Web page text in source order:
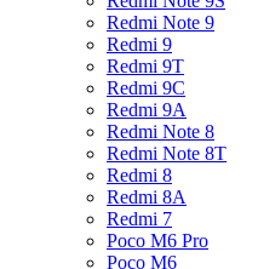
Redmi Note 9
Redmi 9
Redmi 9T
Redmi 9C
Redmi 9A
Redmi Note 8
Redmi Note 8T
Redmi 8
Redmi 8A
Redmi 7
Poco M6 Pro
Poco M6